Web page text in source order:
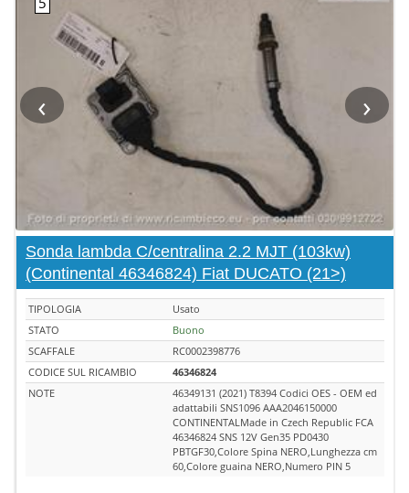
‹ ›
Sonda lambda C/centralina 2.2 MJT (103kw)
(Continental 46346824) Fiat DUCATO (21>)
TIPOLOGIA
Usato
STATO
Buono
SCAFFALE
RC0002398776
CODICE SUL RICAMBIO
46346824
NOTE
46349131 (2021) T8394 Codici OES - OEM ed
adattabili SNS1096 AAA2046150000
CONTINENTALMade in Czech Republic FCA
46346824 SNS 12V Gen35 PD0430
PBTGF30,Colore Spina NERO,Lunghezza cm
60,Colore guaina NERO,Numero PIN 5